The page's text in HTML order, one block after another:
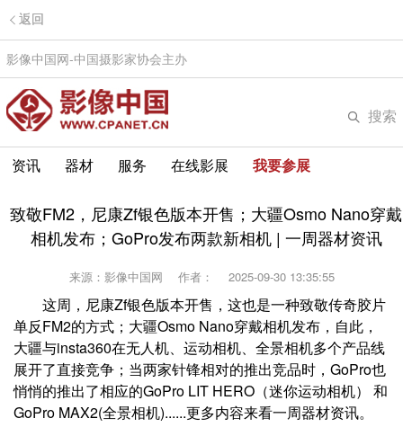
返回
影像中国网-中国摄影家协会主办
搜索
资讯 器材 服务 在线影展 我要参展
致敬FM2，尼康Zf银色版本开售；大疆Osmo Nano穿戴
相机发布；GoPro发布两款新相机 | 一周器材资讯
来源：影像中国网 作者： 2025-09-30 13:35:55
这周，尼康Zf银色版本开售，这也是一种致敬传奇胶片
单反FM2的方式；大疆Osmo Nano穿戴相机发布，自此，
大疆与insta360在无人机、运动相机、全景相机多个产品线
展开了直接竞争；当两家针锋相对的推出竞品时，GoPro也
悄悄的推出了相应的GoPro LIT HERO（迷你运动相机） 和
GoPro MAX2(全景相机)......更多内容来看一周器材资讯。